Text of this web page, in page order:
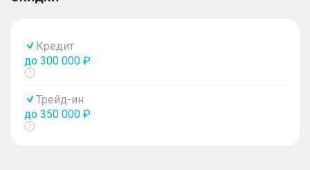
Кредит
до 300 000 ₽
Показать
Трейд-ин
до 350 000 ₽
Показать